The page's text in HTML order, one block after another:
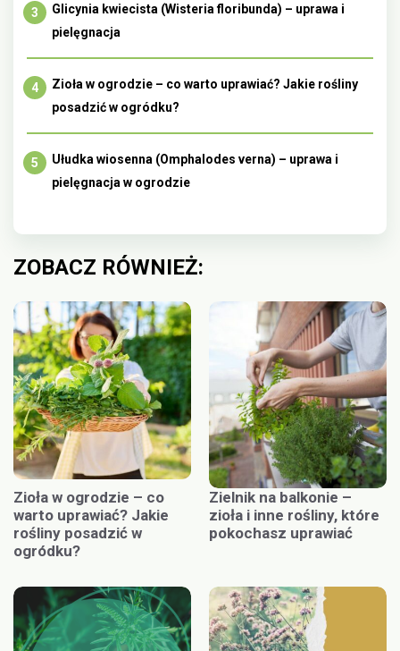
Glicynia kwiecista (Wisteria floribunda) – uprawa i
pielęgnacja
Zioła w ogrodzie – co warto uprawiać? Jakie rośliny
posadzić w ogródku?
Ułudka wiosenna (Omphalodes verna) – uprawa i
pielęgnacja w ogrodzie
ZOBACZ RÓWNIEŻ:
Zioła w ogrodzie – co
warto uprawiać? Jakie
rośliny posadzić w
ogródku?
Zielnik na balkonie –
zioła i inne rośliny, które
pokochasz uprawiać